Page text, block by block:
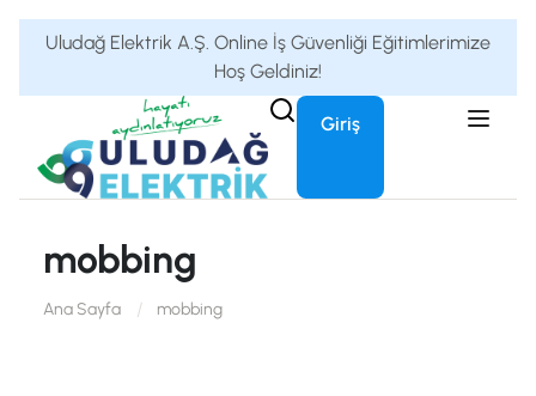
Uludağ Elektrik A.Ş. Online İş Güvenliği Eğitimlerimize
Hoş Geldiniz!
Giriş
mobbing
Ana Sayfa mobbing